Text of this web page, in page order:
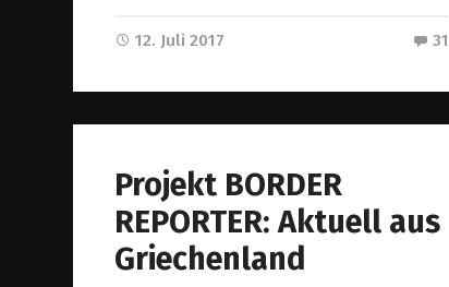
12. Juli 2017 31
Projekt BORDER
REPORTER: Aktuell aus
Griechenland